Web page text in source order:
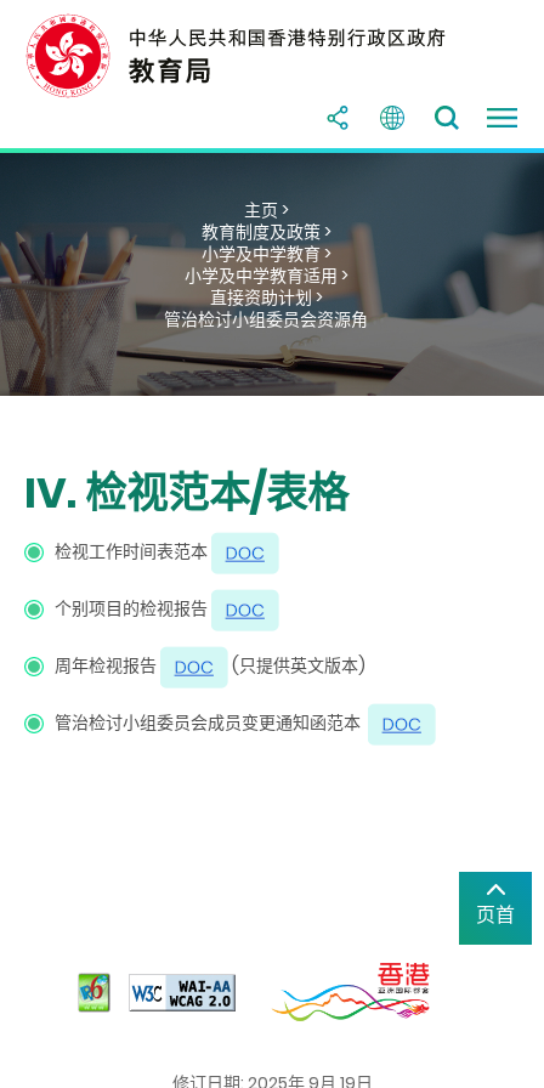
主页 >
教育制度及政策 >
小学及中学教育 >
小学及中学教育适用 >
直接资助计划 >
管治检讨小组委员会资源角
IV. 检视范本/表格
检视工作时间表范本
个别项目的检视报告
周年检视报告 (只提供英文版本)
管治检讨小组委员会成员变更通知函范本
页首